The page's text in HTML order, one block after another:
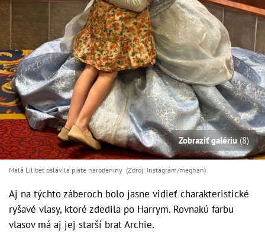
Zobraziť galériu(8)
Malá Lilibet oslávila piate narodeniny (Zdroj: Instagram/meghan)
Aj na týchto záberoch bolo jasne vidieť charakteristické
ryšavé vlasy, ktoré zdedila po Harrym. Rovnakú farbu
vlasov má aj jej starší brat Archie.